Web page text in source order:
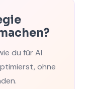
du für AI
ohne